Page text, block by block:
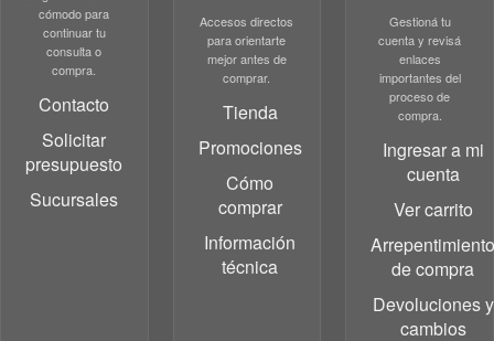
cómodo para
continuar tu
consulta o
compra.
Contacto
Solicitar
presupuesto
Sucursales
Accesos directos
para orientarte
mejor antes de
comprar.
Tienda
Promociones
Cómo
comprar
Información
técnica
Gestioná tu
cuenta y revisá
enlaces
importantes del
proceso de
compra.
Ingresar a mi
cuenta
Ver carrito
de compra
Devoluciones y
cambios